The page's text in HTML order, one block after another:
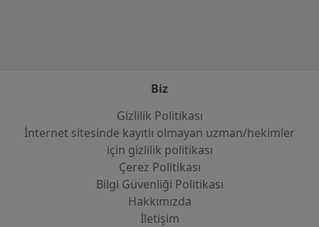
Biz
Gizlilik Politikası
İnternet sitesinde kayıtlı olmayan uzman/hekimler
i̇çin gizlilik politikası
Çerez Politikası
Bilgi Güvenliği Politikası
Hakkımızda
İletişim